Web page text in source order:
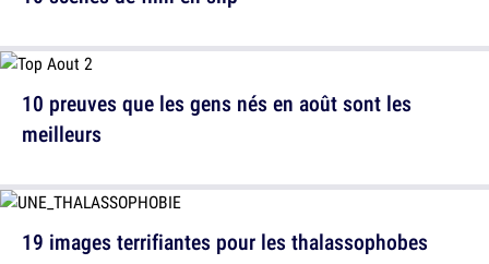
19 images terrifiantes pour les thalassophobes
10 preuves que les gens nés en août sont les
meilleurs